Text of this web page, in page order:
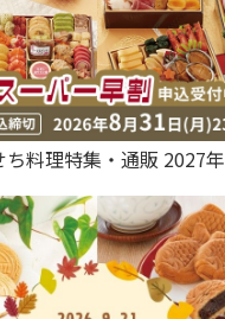
ち料理特集・通販 2027年